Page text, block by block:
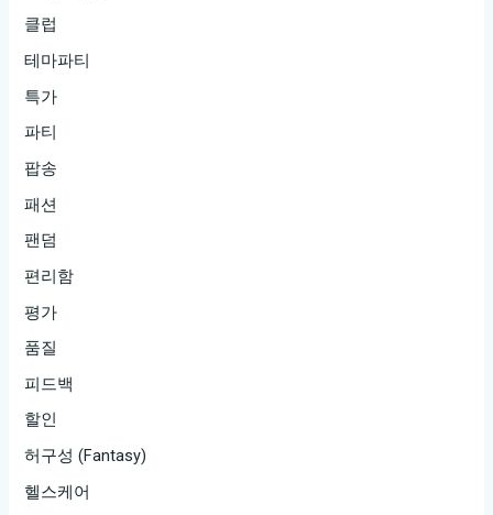
클럽
테마파티
특가
파티
팝송
패션
팬덤
편리함
평가
품질
피드백
할인
허구성 (Fantasy)
헬스케어